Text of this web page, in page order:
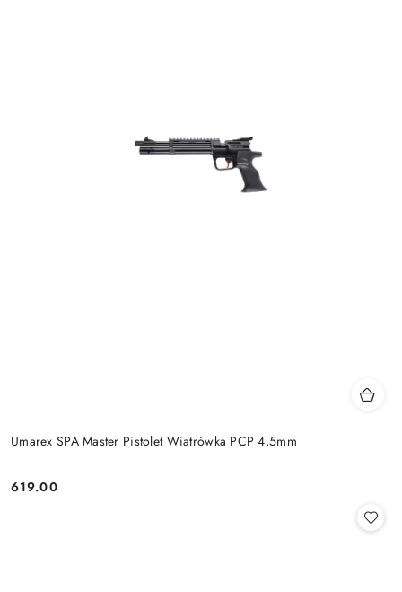
Umarex SPA Master Pistolet Wiatrówka PCP 4,5mm
Cena:
619.00